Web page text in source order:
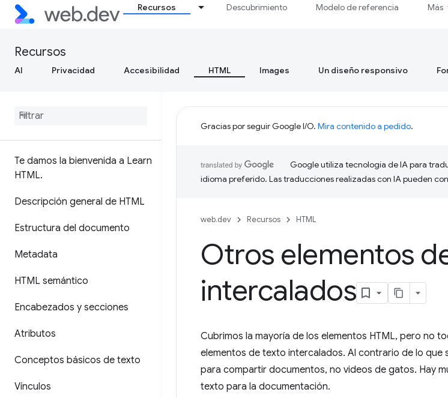
Recursos Descubrimiento Modelo de referencia Más
Recursos
AI Privacidad Accesibilidad HTML Images Un diseño responsivo
Te damos la bienvenida a Learn
HTML.
Descripción general de HTML
Estructura del documento
Metadata
HTML semántico
Encabezados y secciones
Atributos
Conceptos básicos de texto
Vínculos
Gracias por seguir Google I/O. Mira contenido a pedido.
Google utiliza tecnología de IA para
idioma preferido. Las traducciones realizadas con IA pueden
web.dev Recursos HTML
Otros elementos
intercalados
Cubrimos la mayoría de los elementos HTML, pero no
elementos de texto intercalados. Al contrario de lo que
para compartir documentos, no videos de gatos. Hay
texto para la documentación.